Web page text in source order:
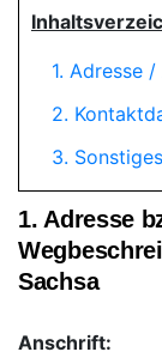
1. Adresse
2.
3.
1. Adresse
Sachsa
Anschrift: